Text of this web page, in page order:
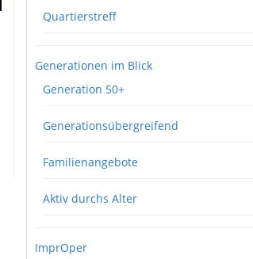
Quartierstreff
Generationen im Blick
Generation 50+
Generationsübergreifend
Familienangebote
Aktiv durchs Alter
ImprOper